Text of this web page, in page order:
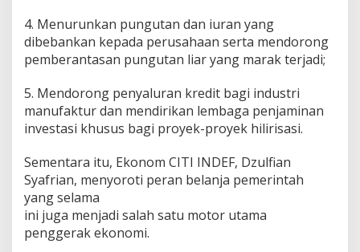
4. Menurunkan pungutan dan iuran yang
dibebankan kepada perusahaan serta mendorong
pemberantasan pungutan liar yang marak terjadi;
5. Mendorong penyaluran kredit bagi industri
manufaktur dan mendirikan lembaga penjaminan
investasi khusus bagi proyek-proyek hilirisasi.
Sementara itu, Ekonom CITI INDEF, Dzulfian
Syafrian, menyoroti peran belanja pemerintah
yang selama
ini juga menjadi salah satu motor utama
penggerak ekonomi.